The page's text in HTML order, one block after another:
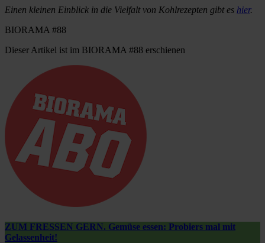
Einen kleinen Einblick in die Vielfalt von Kohlrezepten gibt es hier.
BIORAMA #88
Dieser Artikel ist im BIORAMA #88 erschienen
ZUM FRESSEN GERN. Gemüse essen: Probiers mal mit
Gelassenheit!